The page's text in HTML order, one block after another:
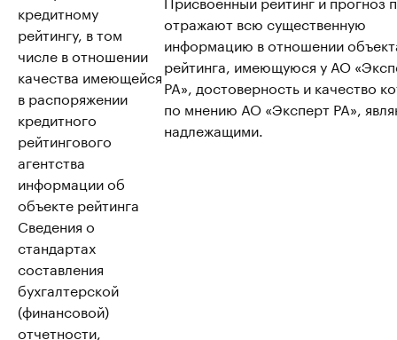
кредитному
рейтингу, в том
числе в отношении
качества имеющейся
в распоряжении
кредитного
рейтингового
агентства
информации об
объекте рейтинга
отражают всю существенную
информацию в отношении
рейтинга, имеющуюся у АО
РА», достоверность и качество
по мнению АО «Эксперт РА»,
надлежащими.
Сведения о
стандартах
составления
бухгалтерской
(финансовой)
отчетности,